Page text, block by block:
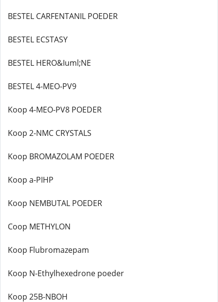
BESTEL CARFENTANIL POEDER
BESTEL ECSTASY
BESTEL HERO&Iuml;NE
BESTEL 4-MEO-PV9
Koop 4-MEO-PV8 POEDER
Koop 2-NMC CRYSTALS
Koop BROMAZOLAM POEDER
Koop a-PIHP
Koop NEMBUTAL POEDER
Coop METHYLON
Koop Flubromazepam
Koop N-Ethylhexedrone poeder
Koop 25B-NBOH